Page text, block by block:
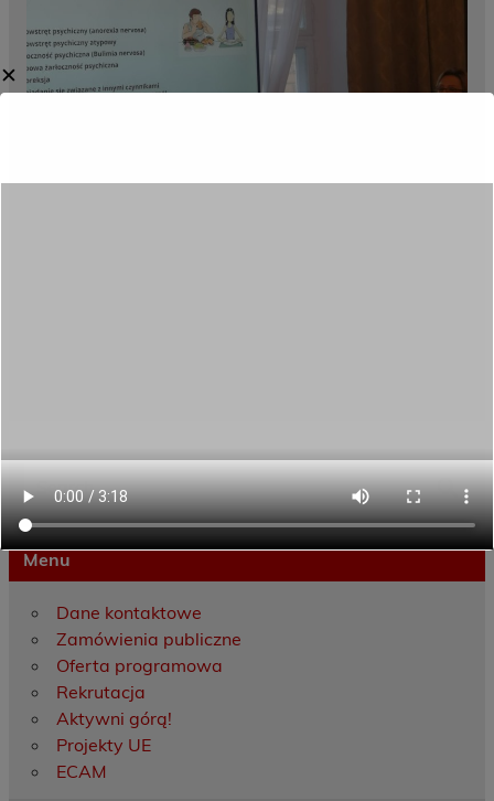
Menu
Dane kontaktowe
Zamówienia publiczne
Oferta programowa
Rekrutacja
Aktywni górą!
Projekty UE
ECAM
✕